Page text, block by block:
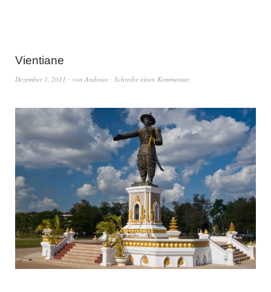
Vientiane
Dezember 1, 2011 von Andreas Schreibe einen Kommentar